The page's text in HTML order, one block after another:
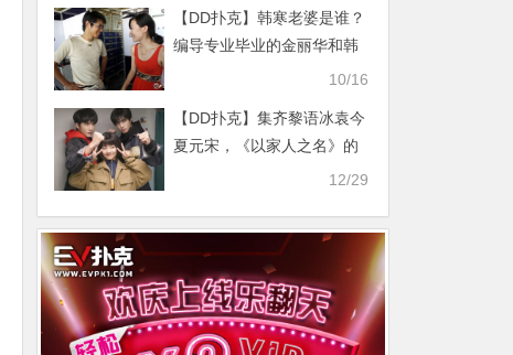
【DD扑克】韩寒老婆是谁？
编导专业毕业的金丽华和韩
10/16
【DD扑克】集齐黎语冰袁今
夏元宋，《以家人之名》的
导演怕是做梦都要笑醒了12/29